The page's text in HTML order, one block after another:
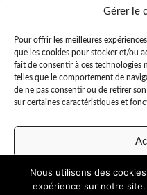
Gérer le
Pour offrir les meilleures
que les cookies pour stocker et/ou
fait de consentir à ces technologies
telles que le comportement de
de ne pas consentir ou de retirer
sur certaines caractéristiques et
Avocat affaires
Avocat affaires
Avocat aide
Nous utilisons des
expérience sur notre